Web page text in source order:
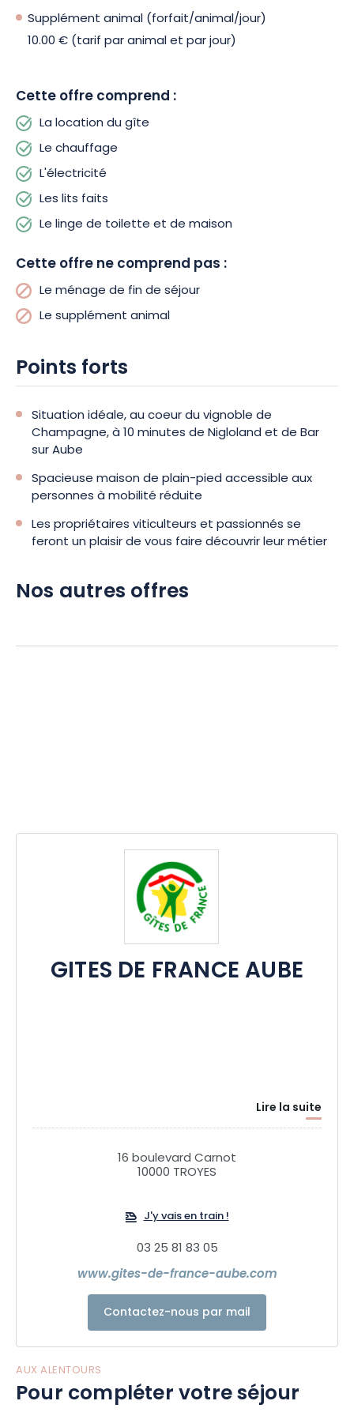
trouverez dans le village un distributeur à pain et à produits
frais.
Supplément animal (forfait/animal/jour)
10.00 € (tarif par animal et par jour)
Cette offre comprend :
La location du gîte
Le chauffage
L'électricité
Les lits faits
Le linge de toilette et de maison
Cette offre ne comprend pas :
Le ménage de fin de séjour
Le supplément animal
Points forts
Situation idéale, au coeur du vignoble de
Champagne, à 10 minutes de Nigloland et de Bar
sur Aube
Spacieuse maison de plain-pied accessible aux
personnes à mobilité réduite
Les propriétaires viticulteurs et passionnés se
feront un plaisir de vous faire découvrir leur métier
Nos autres offres
GITES DE FRANCE AUBE
Lire la suite
16 boulevard Carnot
10000 TROYES
J'y vais en train !
03 25 81 83 05
www.gites-de-france-aube.com
Contactez-nous par mail
AUX ALENTOURS
Pour compléter votre séjour